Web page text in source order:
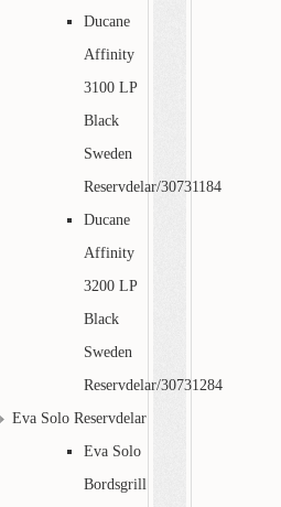
Ducane
Affinity
3100 LP
Black
Sweden
Reservdelar/30731184
Ducane
Affinity
3200 LP
Black
Sweden
Reservdelar/30731284
Eva Solo Reservdelar
Eva Solo
Bordsgrill